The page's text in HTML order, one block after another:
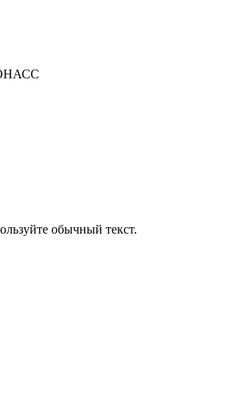
обычный текст.